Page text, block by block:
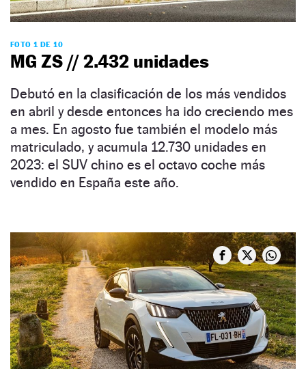
FOTO 1 DE 10
MG ZS // 2.432 unidades
Debutó en la clasificación de los más vendidos
en abril y desde entonces ha ido creciendo mes
a mes. En agosto fue también el modelo más
matriculado, y acumula 12.730 unidades en
2023: el SUV chino es el octavo coche más
vendido en España este año.